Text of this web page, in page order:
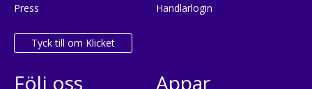
Press
Tyck till om Klicket
Handlarlogin
Följ oss Appar